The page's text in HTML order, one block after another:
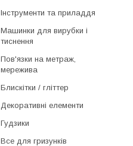
Інструменти та приладдя
Машинки для вирубки і
тиснення
Пов'язки на метраж,
мережива
Блискітки / гліттер
Декоративні елементи
Гудзики
Все для гризунків